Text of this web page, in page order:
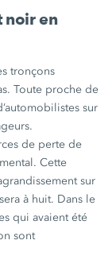
noir en
tronçons
Toute proche de
sur
de perte de
Cette
sur
à huit. Dans le
qui avaient été
sont